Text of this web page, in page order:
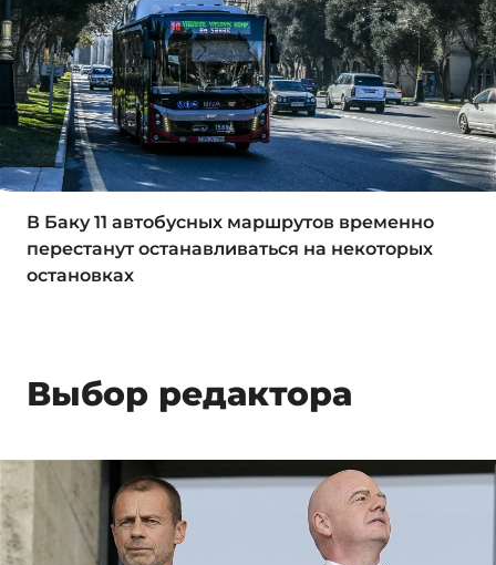
В Баку 11 автобусных маршрутов временно
перестанут останавливаться на некоторых
остановках
Выбор редактора